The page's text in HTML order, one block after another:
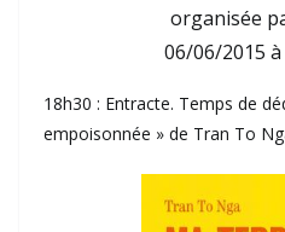
organisée
06/06/2015
18h30 : Entracte. Temps de
empoisonnée » de Tran To